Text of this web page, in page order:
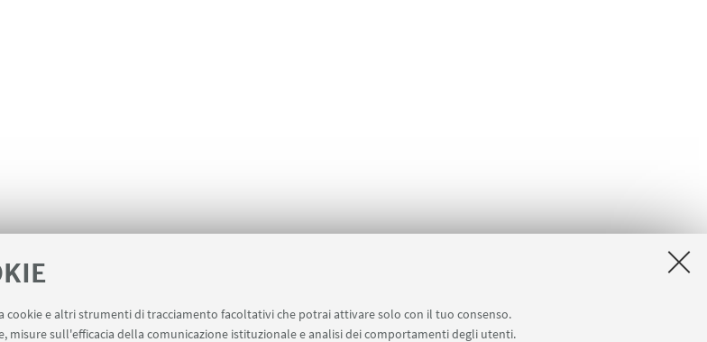
e altri strumenti di tracciamento facoltativi che potrai attivare solo con il tuo consenso.
sull'efficacia della comunicazione istituzionale e analisi dei comportamenti degli utenti.
Web